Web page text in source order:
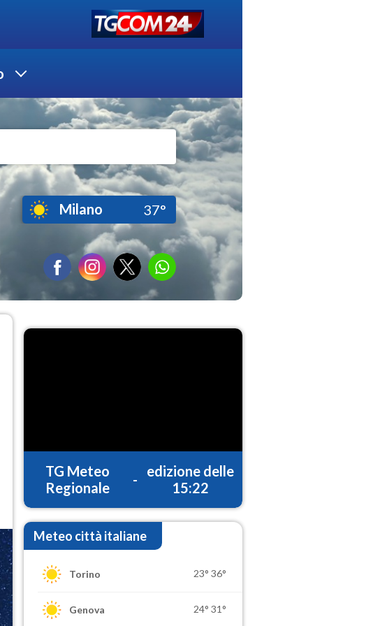
Milano 37°
TG Meteo
Regionale
-
edizione delle
15:22
Meteo città italiane
Torino 23° 36°
Genova 24° 31°